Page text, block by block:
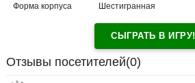
Форма корпуса Шестигранная
СЫГРАТЬ В ИГРУ!
Отзывы посетителей(0)